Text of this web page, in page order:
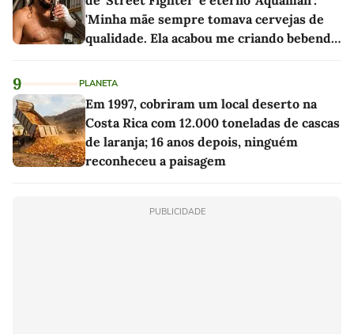
'Minha mãe sempre tomava cervejas de
qualidade. Ela acabou me criando bebendo
9 PLANETA
Em 1997, cobriram um local deserto na
Costa Rica com 12.000 toneladas de cascas
de laranja; 16 anos depois, ninguém
reconheceu a paisagem
PUBLICIDADE